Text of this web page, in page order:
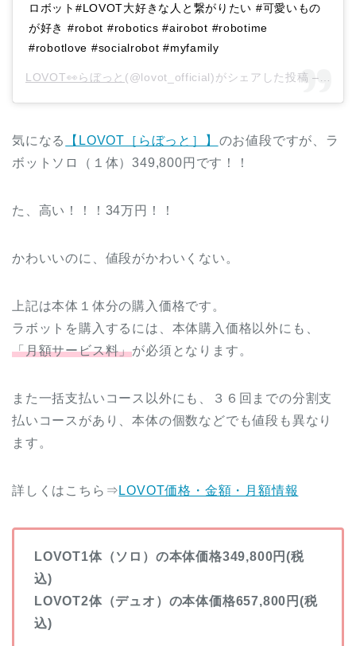
ロボット#LOVOT大好きな人と繋がりたい #可愛いもの
が好き #robot #robotics #airobot #robotime
#robotlove #socialrobot #myfamily
LOVOT👀らぼっと (@lovot_official)がシェアした投稿 –
気になる 【LOVOT［らぼっと］】 のお値段ですが、ラ
ボットソロ（１体）349,800円です！！
た、高い！！！34万円！！
かわいいのに、値段がかわいくない。
上記は本体１体分の購入価格です。
ラボットを購入するには、本体購入価格以外にも、
「月額サービス料」が必須となります。
また一括支払いコース以外にも、３６回までの分割支
払いコースがあり、本体の個数などでも値段も異なり
ます。
詳しくはこちら⇒ LOVOT価格・金額・月額情報
LOVOT1体（ソロ）の本体価格349,800円(税
込)
LOVOT2体（デュオ）の本体価格657,800円(税
込)